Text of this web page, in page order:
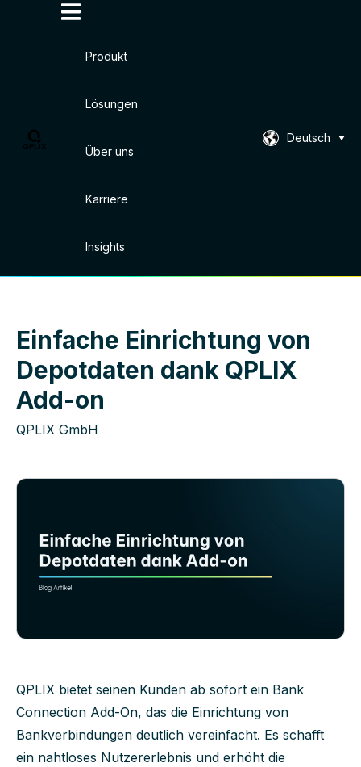
Accept Decline
Produkt
Lösungen
Über uns
Karriere
Insights
Deutsch
Einfache Einrichtung von
Depotdaten dank QPLIX
Add-on
QPLIX GmbH
QPLIX bietet seinen Kunden ab sofort ein Bank
Connection Add-On, das die Einrichtung von
Bankverbindungen deutlich vereinfacht. Es schafft
ein nahtloses Nutzererlebnis und erhöht die